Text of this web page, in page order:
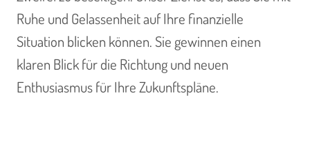
Ruhe und Gelassenheit auf Ihre finanzielle
Situation blicken können. Sie gewinnen einen
klaren Blick für die Richtung und neuen
Enthusiasmus für Ihre Zukunftspläne.